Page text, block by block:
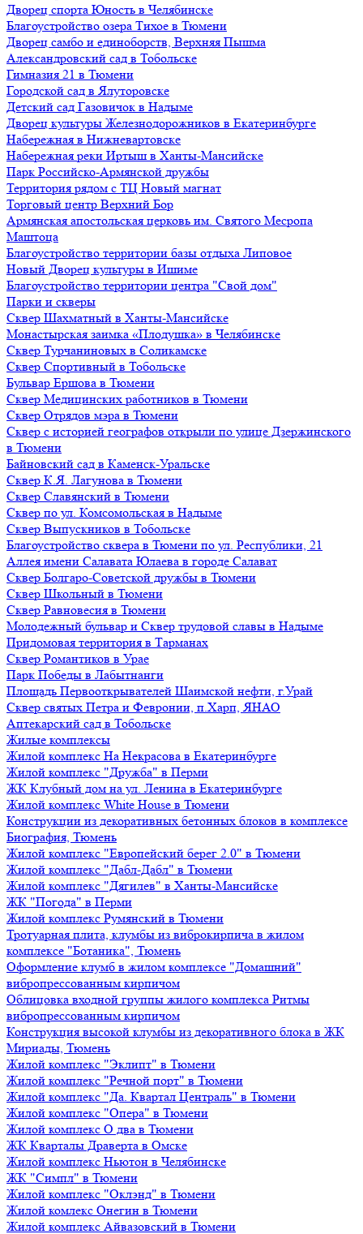
Дворец спорта Юность в Челябинске
Благоустройство озера Тихое в Тюмени
Дворец самбо и единоборств, Верхняя Пышма
Александровский сад в Тобольске
Гимназия 21 в Тюмени
Городской сад в Ялуторовске
Детский сад Газовичок в Надыме
Дворец культуры Железнодорожников в Екатеринбурге
Набережная в Нижневартовске
Набережная реки Иртыш в Ханты-Мансийске
Парк Российско-Армянской дружбы
Территория рядом с ТЦ Новый магнат
Торговый центр Верхний Бор
Армянская апостольская церковь им. Святого Месропа
Маштоца
Благоустройство территории базы отдыха Липовое
Нoвый Двoрeц культуры в Ишимe
Благоустройство территории центра "Свой дом"
Парки и скверы
Сквер Шахматный в Ханты-Мансийске
Монастырская заимка «Плодушка» в Челябинске
Сквер Турчаниновых в Соликамске
Сквер Спортивный в Тобольске
Бульвар Ершова в Тюмени
Сквер Медицинских работников в Тюмени
Сквер Отрядов мэра в Тюмени
Сквер с историей географов открыли по улице Дзержинского
в Тюмени
Байновский сад в Каменск-Уральске
Сквер К.Я. Лагунова в Тюмени
Сквер Славянский в Тюмени
Сквер по ул. Комсомольская в Надыме
Сквер Выпускников в Тобольске
Благоустройство сквера в Тюмени по ул. Республики, 21
Аллея имени Салавата Юлаева в городе Салават
Сквер Болгаро-Советской дружбы в Тюмени
Сквер Школьный в Тюмени
Сквер Равновесия в Тюмени
Молодежный бульвар и Сквер трудовой славы в Надыме
Придомовая территория в Тарманах
Сквер Романтиков в Урае
Парк Победы в Лабытнанги
Площадь Первооткрывателей Шаимской нефти, г.Урай
Сквер святых Петра и Февронии, п.Харп, ЯНАО
Аптекарский сад в Тобольске
Жилые комплексы
Жилой комплекс На Некрасова в Екатеринбурге
Жилой комплекс "Дружба" в Перми
ЖК Клубный дом на ул. Ленина в Екатеринбурге
Жилой комплекс White House в Тюмени
Конструкции из декоративных бетонных блоков в комплексе
Биография, Тюмень
Жилой комплекс "Европейский берег 2.0" в Тюмени
Жилой комплекс "Дабл-Дабл" в Тюмени
Жилой комплекс "Дягилев" в Ханты-Мансийске
ЖК "Погода" в Перми
Жилой комплекс Румянский в Тюмени
Тротуарная плита, клумбы из виброкирпича в жилом
комплексе "Ботаника", Тюмень
Оформление клумб в жилом комплексе "Домашний"
вибропрессованным кирпичом
Облицовка входной группы жилого комплекса Ритмы
вибропрессованным кирпичом
Конструкция высокой клумбы из декоративного блока в ЖК
Мириады, Тюмень
Жилой комплекс "Эклипт" в Тюмени
Жилой комплекс "Речной порт" в Тюмени
Жилой комплекс "Да. Квартал Централь" в Тюмени
Жилой комплекс "Опера" в Тюмени
Жилой комплекс О два в Тюмени
ЖК Кварталы Драверта в Омске
Жилой комплекс Ньютон в Челябинске
ЖК "Симпл" в Тюмени
Жилой комплекс "Оклэнд" в Тюмени
Жилой комлекс Онегин в Тюмени
Жилой комплекс Айвазовский в Тюмени